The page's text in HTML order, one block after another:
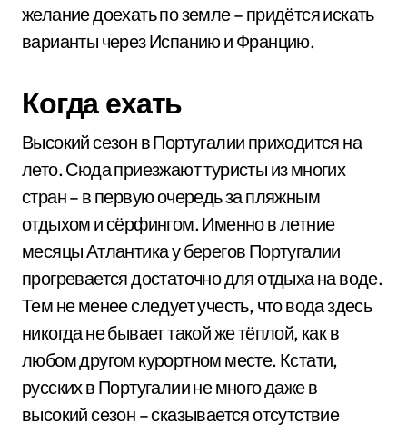
желание доехать по земле – придётся искать
варианты через Испанию и Францию.
Когда ехать
Высокий сезон в Португалии приходится на
лето. Сюда приезжают туристы из многих
стран – в первую очередь за пляжным
отдыхом и сёрфингом. Именно в летние
месяцы Атлантика у берегов Португалии
прогревается достаточно для отдыха на воде.
Тем не менее следует учесть, что вода здесь
никогда не бывает такой же тёплой, как в
любом другом курортном месте. Кстати,
русских в Португалии не много даже в
высокий сезон – сказывается отсутствие